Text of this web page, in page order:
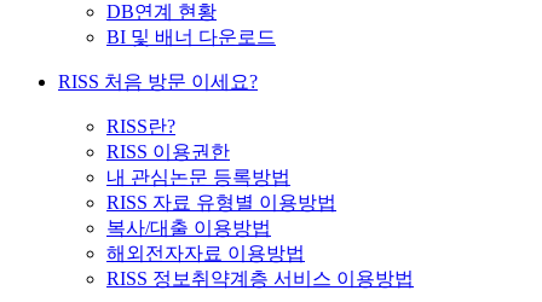
DB연계 현황
BI 및 배너 다운로드
RISS 처음 방문 이세요?
RISS란?
RISS 이용권한
내 관심논문 등록방법
RISS 자료 유형별 이용방법
복사/대출 이용방법
해외전자자료 이용방법
RISS 정보취약계층 서비스 이용방법